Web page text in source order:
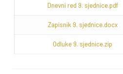
Dnevni red 9. sjednice.pdf
Zapisnik 9. sjednice.docx
Odluke 9. sjednice.zip